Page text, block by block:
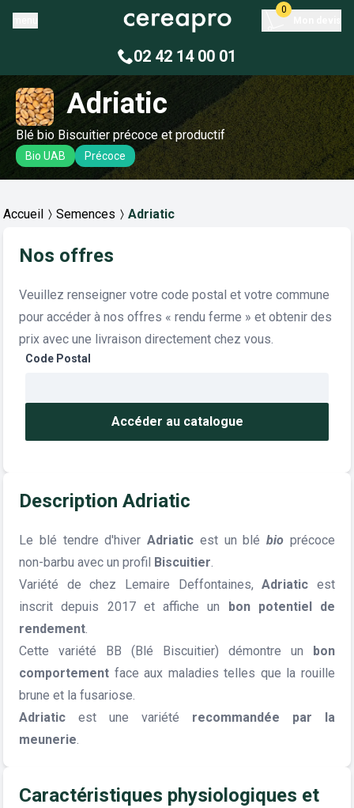
0
02 42 14 00 01
Adriatic
Blé bio Biscuitier précoce et productif
Bio UAB Précoce
Accueil Semences Adriatic
Nos offres
Veuillez renseigner votre code postal et votre commune
pour accéder à nos offres « rendu ferme » et obtenir des
prix avec une livraison directement chez vous.
Code Postal
Accéder au catalogue
Description Adriatic
Le blé tendre d'hiverAdriatic est un blébio précoce
non-barbu avec un profil Biscuitier.
Variété de chez Lemaire Deffontaines,Adriatic est
inscrit depuis 2017 et affiche un bon potentiel de
rendement.
Cette variété BB (Blé Biscuitier) démontre un bon
comportement face aux maladies telles que la rouille
brune et la fusariose.
Adriatic est une variété recommandée par la
meunerie.
Caractéristiques physiologiques et